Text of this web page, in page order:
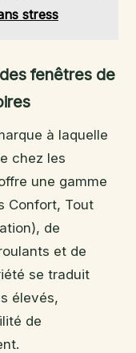
stress
fenêtres de
à laquelle
chez les
une gamme
Confort, Tout
de
et de
se traduit
élevés,
de